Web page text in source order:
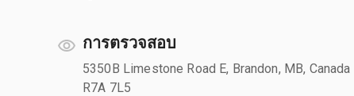
การตรวจสอบ
5350B Limestone Road E, Brandon, MB, Canada
R7A 7L5